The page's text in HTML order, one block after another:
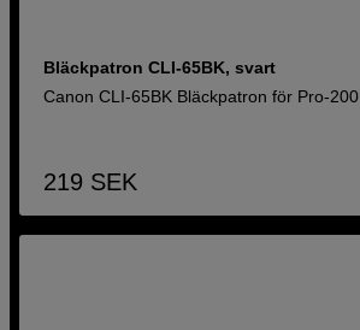
Bläckpatron CLI-65BK, svart
Canon CLI-65BK Bläckpatron för Pro-200
219 SEK